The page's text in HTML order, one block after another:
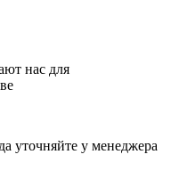
нас для
уточняйте у менеджера